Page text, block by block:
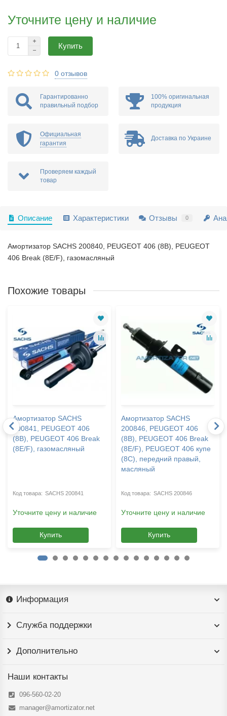
Уточните цену и наличие
Купить
0 отзывов
Гарантированно
правильный подбор
100% оригинальная
продукция
Официальная
гарантия
Доставка по Украине
Проверяем каждый
товар
Описание Характеристики Отзывы 0
Амортизатор SACHS 200840, PEUGEOT 406 (8B), PEUGEOT
406 Break (8E/F), газомасляный
Похожие товары
Амортизатор SACHS
200841, PEUGEOT 406
(8B), PEUGEOT 406 Break
(8E/F), газомасляный
SACHS 200841
Уточните цену и наличие
Купить
Амортизатор SACHS
200846, PEUGEOT 406
(8B), PEUGEOT 406 Break
(8E/F), PEUGEOT 406 купе
(8C), передний правый,
масляный
SACHS 200846
Уточните цену и наличие
Купить
Информация
Служба поддержки
Дополнительно
Наши контакты
096-560-02-20
manager@amortizator.net